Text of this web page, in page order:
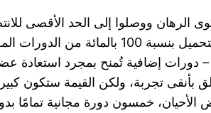
الرهان ووصلوا إلى الحد الأقصى
50 إلى 100 دولار). ابحث عن إعادة التحميل بنسبة 100
دورات إضافية تُمنح بمجرد استعادة
بأنقى تجربة، ولكن القيمة ستكون
خمسون دورة مجانية تمامًا